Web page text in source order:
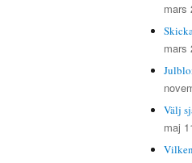
mars
mars
Välj
maj